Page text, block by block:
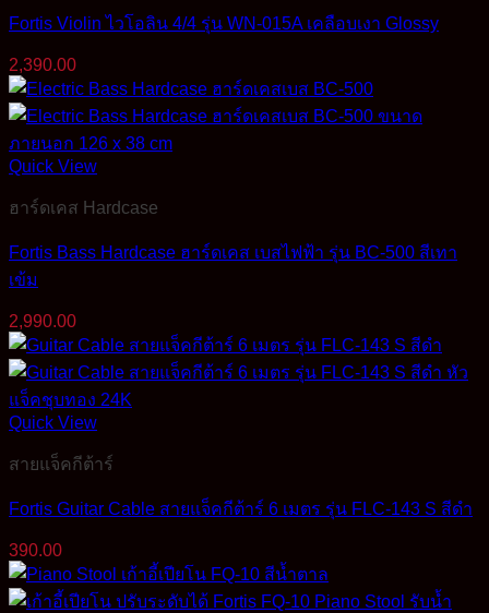
Fortis Violin ไวโอลิน 4/4 รุ่น WN-015A เคลือบเงา Glossy
2,390.00
Quick View
ฮาร์ดเคส Hardcase
Fortis Bass Hardcase ฮาร์ดเคส เบสไฟฟ้า รุ่น BC-500 สีเทา
เข้ม
2,990.00
Quick View
สายแจ็คกีต้าร์
Fortis Guitar Cable สายแจ็คกีต้าร์ 6 เมตร รุ่น FLC-143 S สีดำ
390.00